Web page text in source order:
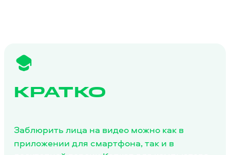
КРАТКО
Заблюрить лица на видео можно как в
приложении для смартфона, так и в